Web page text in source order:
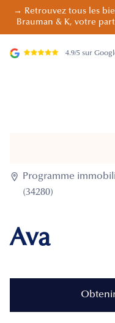
→ Retrouvez tous les
Brauman & K, votre
4.9/5 sur

Programme
(34280)
Ava